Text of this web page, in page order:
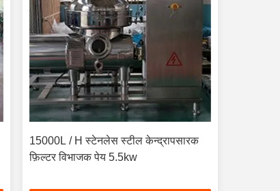
15000L / H स्टेनलेस स्टील केन्द्रापसारक
फ़िल्टर विभाजक पेय 5.5kw